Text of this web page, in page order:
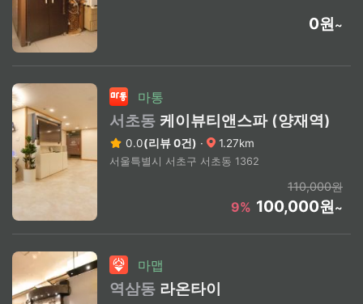
0원~
마통
서초동 케이뷰티앤스파 (양재역)
0.0(리뷰 0건) · 1.27km
서울특별시 서초구 서초동 1362
110,000원
9% 100,000원~
마맵
역삼동 라온타이